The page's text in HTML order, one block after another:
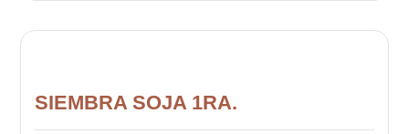
SIEMBRA SOJA 1RA.